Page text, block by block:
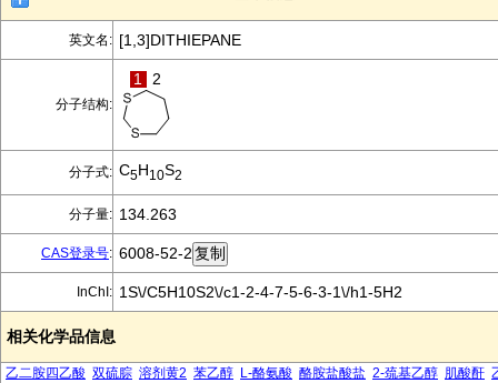
英文名: [1,3]DITHIEPANE
分子结构:
1 2
分子式: C5H10S2
分子量: 134.263
CAS登录号: 6008-52-2
InChI: 1S\/C5H10S2\/c1-2-4-7-5-6-3-1\/h1-5H2
相关化学品信息
乙二胺四乙酸 双硫腙 溶剂黄2 苯乙醇 L-酪氨酸 酪胺盐酸盐 2-巯基乙醇 肌酸酐